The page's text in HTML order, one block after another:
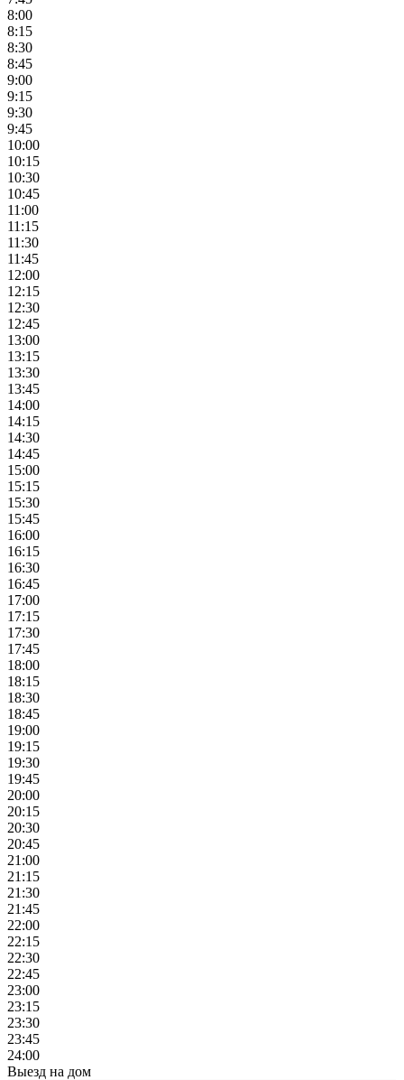
8:00
8:15
8:30
8:45
9:00
9:15
9:30
9:45
10:00
10:15
10:30
10:45
11:00
11:15
11:30
11:45
12:00
12:15
12:30
12:45
13:00
13:15
13:30
13:45
14:00
14:15
14:30
14:45
15:00
15:15
15:30
15:45
16:00
16:15
16:30
16:45
17:00
17:15
17:30
17:45
18:00
18:15
18:30
18:45
19:00
19:15
19:30
19:45
20:00
20:15
20:30
20:45
21:00
21:15
21:30
21:45
22:00
22:15
22:30
22:45
23:00
23:15
23:30
23:45
24:00
Выезд на дом